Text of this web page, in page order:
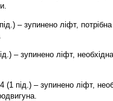
– зупинено ліфт, потрібна
– зупинено ліфт,
під.) – зупинено ліфт,